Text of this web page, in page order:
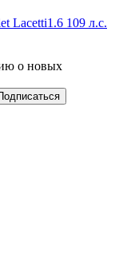
Lacetti1.6 109 л.с.
о новых